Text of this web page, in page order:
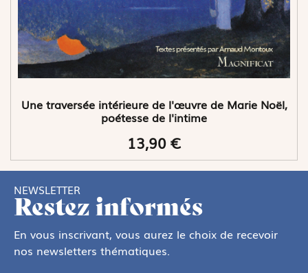
Une traversée intérieure de l'œuvre de Marie Noël,
poétesse de l'intime
13,90 €
NEWSLETTER
Restez informés
En vous inscrivant, vous aurez le choix de recevoir
nos newsletters thématiques.